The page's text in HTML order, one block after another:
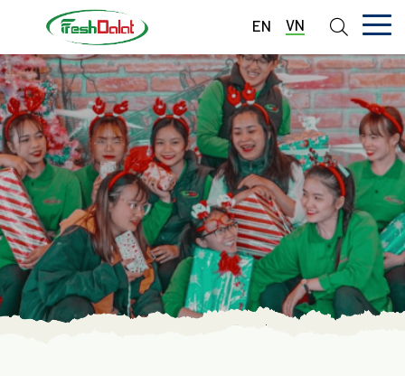
TRANG CHỦ
GIỚI THIỆU
DỊCH VỤ
THƯ VIỆN
TIN TỨC
LIÊN HỆ
EN VN